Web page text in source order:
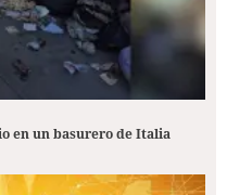
en un basurero de Italia